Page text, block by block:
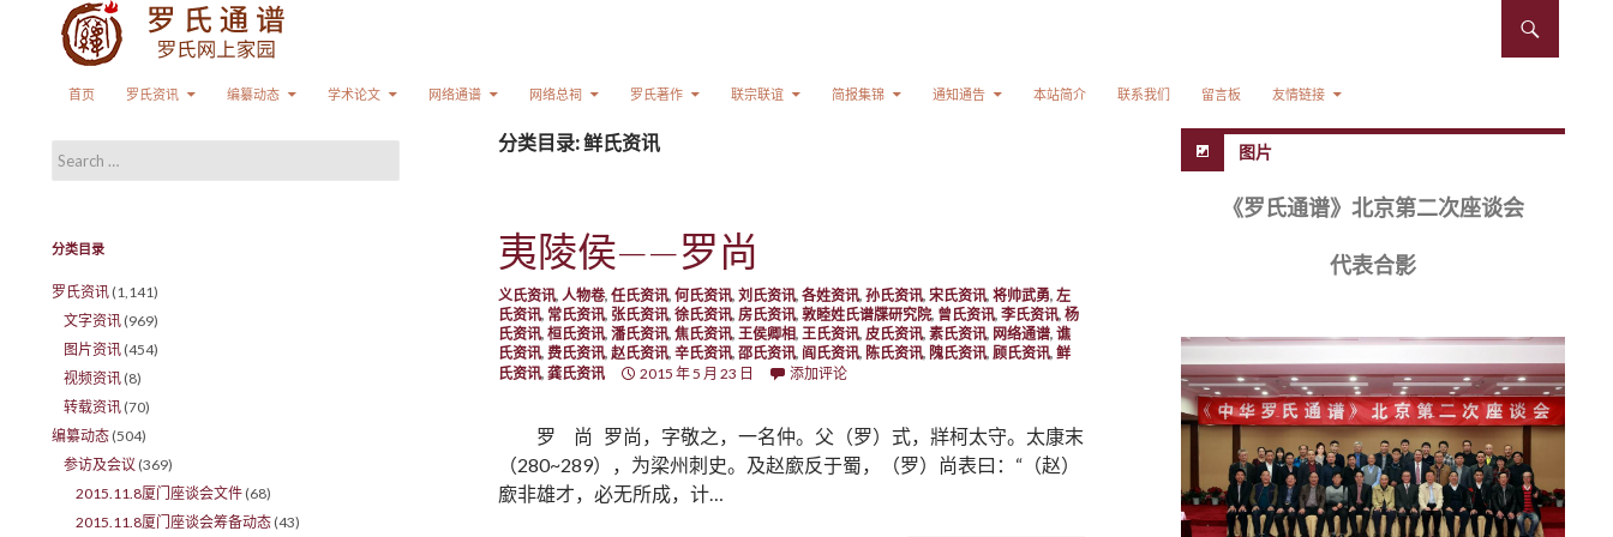
首页
罗氏资讯 编纂动态 学术论文 网络通谱 网络总祠 罗氏著作 联宗联谊 简报集锦 通知通告 本站简介 联系我们 留言板 友情链接
分类目录: 鲜氏资讯
夷陵侯——罗尚
义氏资讯, 人物卷, 任氏资讯, 何氏资讯, 刘氏资讯, 各姓资讯, 孙氏资讯, 宋氏资讯, 将帅武勇, 左
氏资讯, 常氏资讯, 张氏资讯, 徐氏资讯, 房氏资讯, 敦睦姓氏谱牒研究院, 曾氏资讯, 李氏资讯, 杨
氏资讯, 桓氏资讯, 潘氏资讯, 焦氏资讯, 王侯卿相, 王氏资讯, 皮氏资讯, 素氏资讯, 网络通谱, 谯
氏资讯, 费氏资讯, 赵氏资讯, 辛氏资讯, 邵氏资讯, 阎氏资讯, 陈氏资讯, 隗氏资讯, 顾氏资讯, 鲜
氏资讯, 龚氏资讯 2015 年 5 月 23 日 添加评论
罗 尚 罗尚，字敬之，一名仲。父（罗）式，牂柯太守。太康末
（280~289），为梁州刺史。及赵廞反于蜀，（罗）尚表曰：“（赵）
廞非雄才，必无所成，计…
图片
《罗氏通谱》北京第二次座谈会
代表合影
Search for:
分类目录
罗氏资讯 (1,141)
文字资讯 (969)
图片资讯 (454)
视频资讯 (8)
转载资讯 (70)
编纂动态 (504)
参访及会议 (369)
2015.11.8厦门座谈会文件 (68)
2015.11.8厦门座谈会筹备动态 (43)